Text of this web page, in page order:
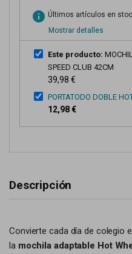
info Últimos artículos en
Mostrar detalles
Este producto:
SPEED CLUB 42CM
39,98 €
PORTATODO DOBLE
12,98 €
Descripción
Convierte cada día de colegio
la mochila adaptable Hot